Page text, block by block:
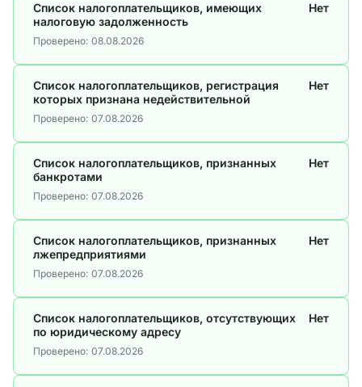
Список налогоплательщиков, имеющих
налоговую задолженность
Нет
Проверено: 08.08.2026
Список налогоплательщиков, регистрация
которых признана недействительной
Нет
Проверено: 07.08.2026
Список налогоплательщиков, признанных
банкротами
Нет
Проверено: 07.08.2026
Список налогоплательщиков, признанных
лжепредприятиями
Нет
Проверено: 07.08.2026
Список налогоплательщиков, отсутствующих
по юридическому адресу
Нет
Проверено: 07.08.2026